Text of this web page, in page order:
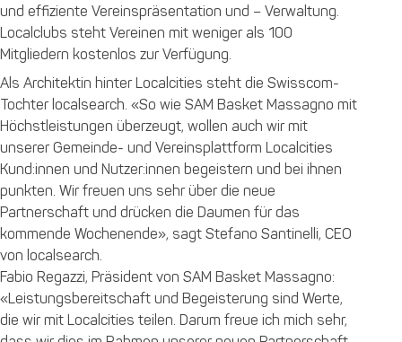
und effiziente Vereinspräsentation und – Verwaltung.
Localclubs steht Vereinen mit weniger als 100
Mitgliedern kostenlos zur Verfügung.
Als Architektin hinter Localcities steht die Swisscom-
Tochter localsearch. «So wie SAM Basket Massagno mit
Höchstleistungen überzeugt, wollen auch wir mit
unserer Gemeinde- und Vereinsplattform Localcities
Kund:innen und Nutzer:innen begeistern und bei ihnen
punkten. Wir freuen uns sehr über die neue
Partnerschaft und drücken die Daumen für das
kommende Wochenende», sagt Stefano Santinelli, CEO
von localsearch.
Fabio Regazzi, Präsident von SAM Basket Massagno:
«Leistungsbereitschaft und Begeisterung sind Werte,
die wir mit Localcities teilen. Darum freue ich mich sehr,